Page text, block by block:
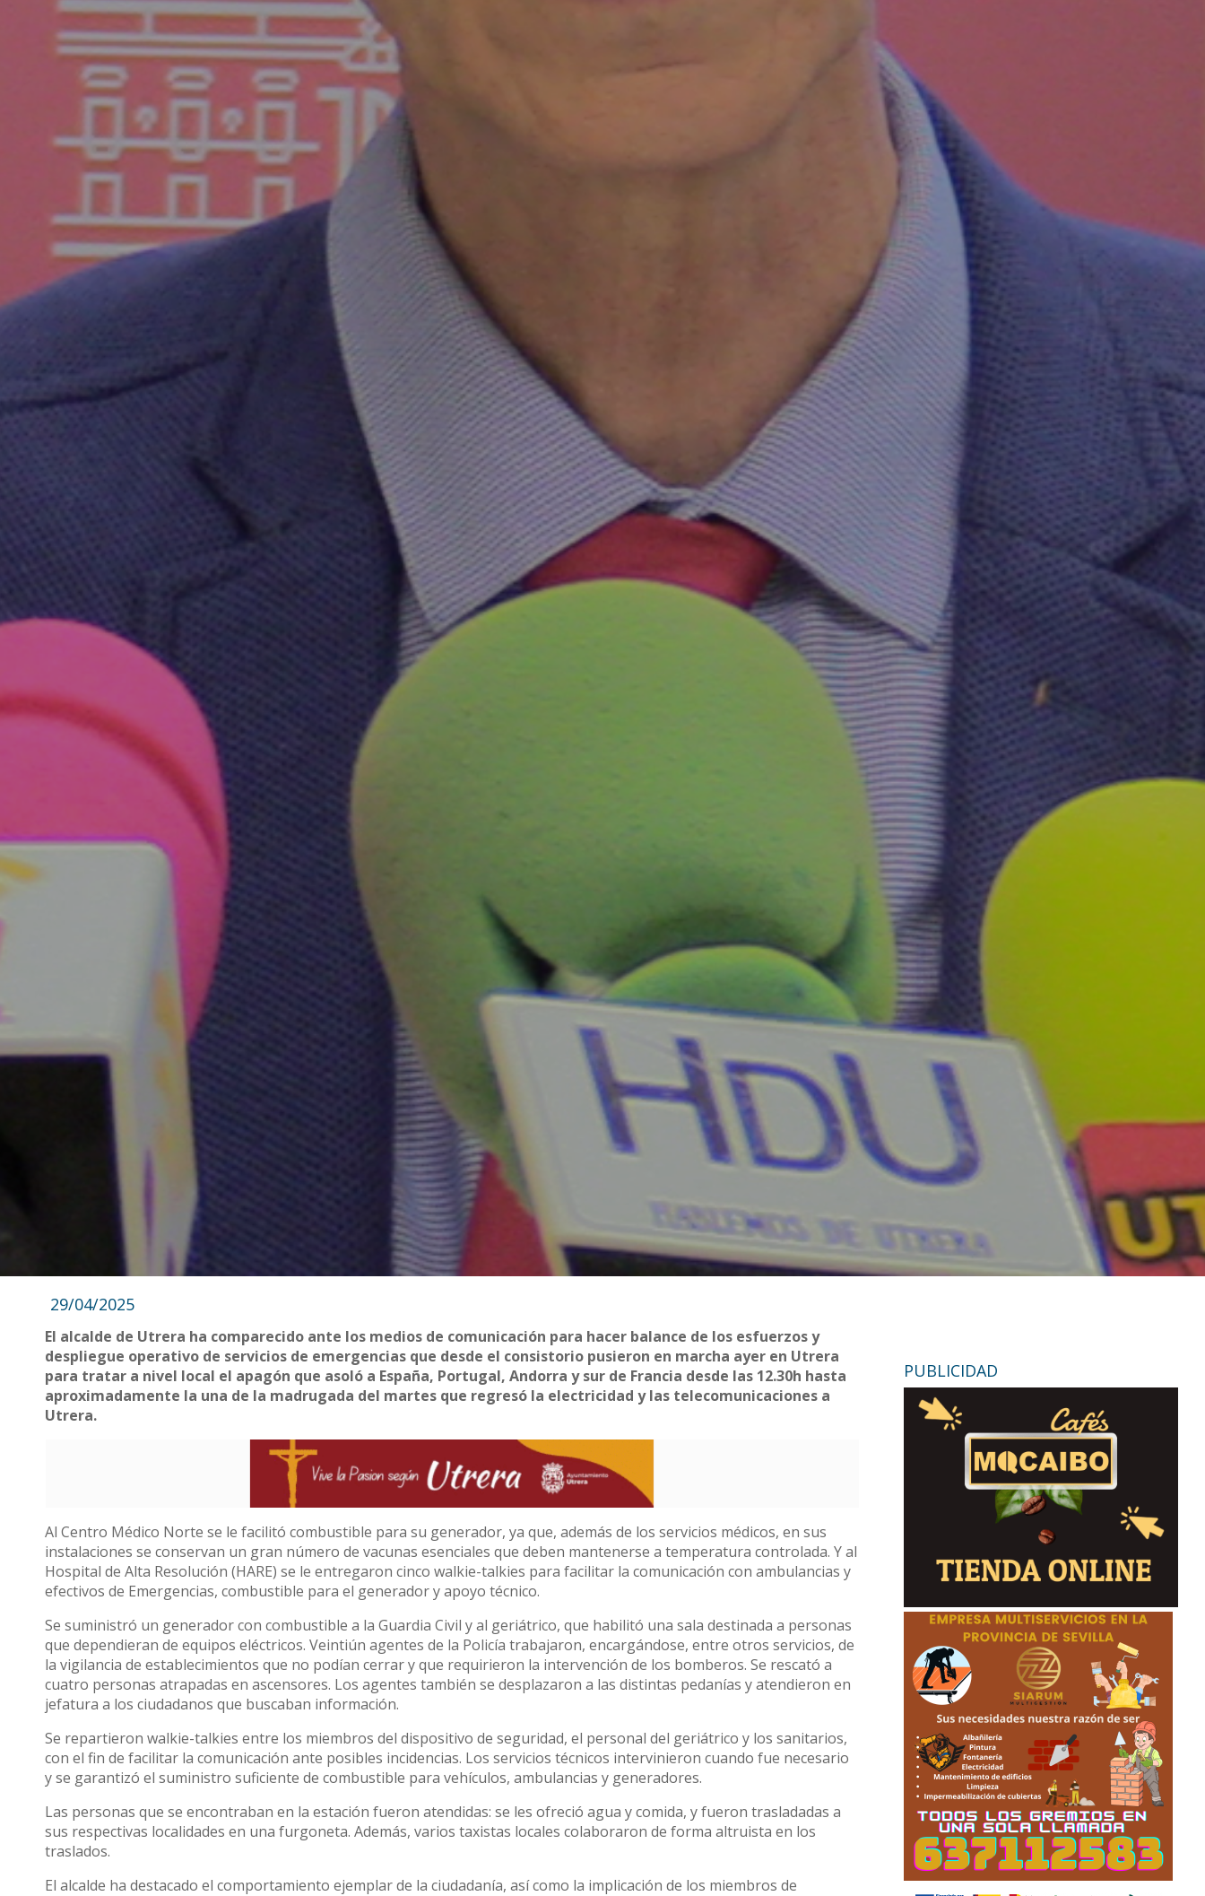
29/04/2025
El alcalde de Utrera ha comparecido ante los medios de comunicación para hacer balance de los esfuerzos y
despliegue operativo de servicios de emergencias que desde el consistorio pusieron en marcha ayer en Utrera
para tratar a nivel local el apagón que asoló a España, Portugal, Andorra y sur de Francia desde las 12.30h hasta
aproximadamente la una de la madrugada del martes que regresó la electricidad y las telecomunicaciones a
Utrera.
Al Centro Médico Norte se le facilitó combustible para su generador, ya que, además de los servicios médicos, en sus
instalaciones se conservan un gran número de vacunas esenciales que deben mantenerse a temperatura controlada. Y al
Hospital de Alta Resolución (HARE) se le entregaron cinco walkie-talkies para facilitar la comunicación con ambulancias y
efectivos de Emergencias, combustible para el generador y apoyo técnico.
Se suministró un generador con combustible a la Guardia Civil y al geriátrico, que habilitó una sala destinada a personas
que dependieran de equipos eléctricos. Veintiún agentes de la Policía trabajaron, encargándose, entre otros servicios, de
la vigilancia de establecimientos que no podían cerrar y que requirieron la intervención de los bomberos. Se rescató a
cuatro personas atrapadas en ascensores. Los agentes también se desplazaron a las distintas pedanías y atendieron en
jefatura a los ciudadanos que buscaban información.
Se repartieron walkie-talkies entre los miembros del dispositivo de seguridad, el personal del geriátrico y los sanitarios,
con el fin de facilitar la comunicación ante posibles incidencias. Los servicios técnicos intervinieron cuando fue necesario
y se garantizó el suministro suficiente de combustible para vehículos, ambulancias y generadores.
Las personas que se encontraban en la estación fueron atendidas: se les ofreció agua y comida, y fueron trasladadas a
sus respectivas localidades en una furgoneta. Además, varios taxistas locales colaboraron de forma altruista en los
traslados.
El alcalde ha destacado el comportamiento ejemplar de la ciudadanía, así como la implicación de los miembros de
PUBLICIDAD